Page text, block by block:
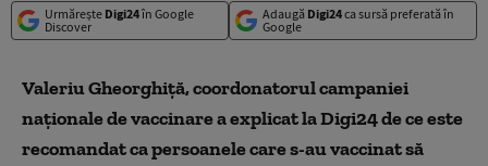
Urmărește Digi24în Google
Discover
Adaugă Digi24ca sursă preferată în
Google
Valeriu Gheorghiță, coordonatorul campaniei
naționale de vaccinare a explicat la Digi24 de ce este
recomandat ca persoanele care s-au vaccinat să